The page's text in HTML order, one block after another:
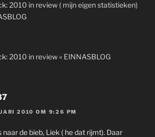
2010 in review ( mijn eigen statistieken)
2010 in review « EINNASBLOG
2010 OM 9:26 PM
naar de bieb, Liek ( he dat rijmt). Daar